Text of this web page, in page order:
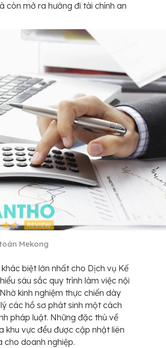
còn mở ra hướng đi tài chính an
Mekong
biệt lớn nhất cho Dịch vụ Kế
sâu sắc quy trình làm việc nội
kinh nghiệm thực chiến dày
các hồ sơ phát sinh một cách
pháp luật. Những đặc thù về
khu vực đều được cập nhật liên
cho doanh nghiệp.